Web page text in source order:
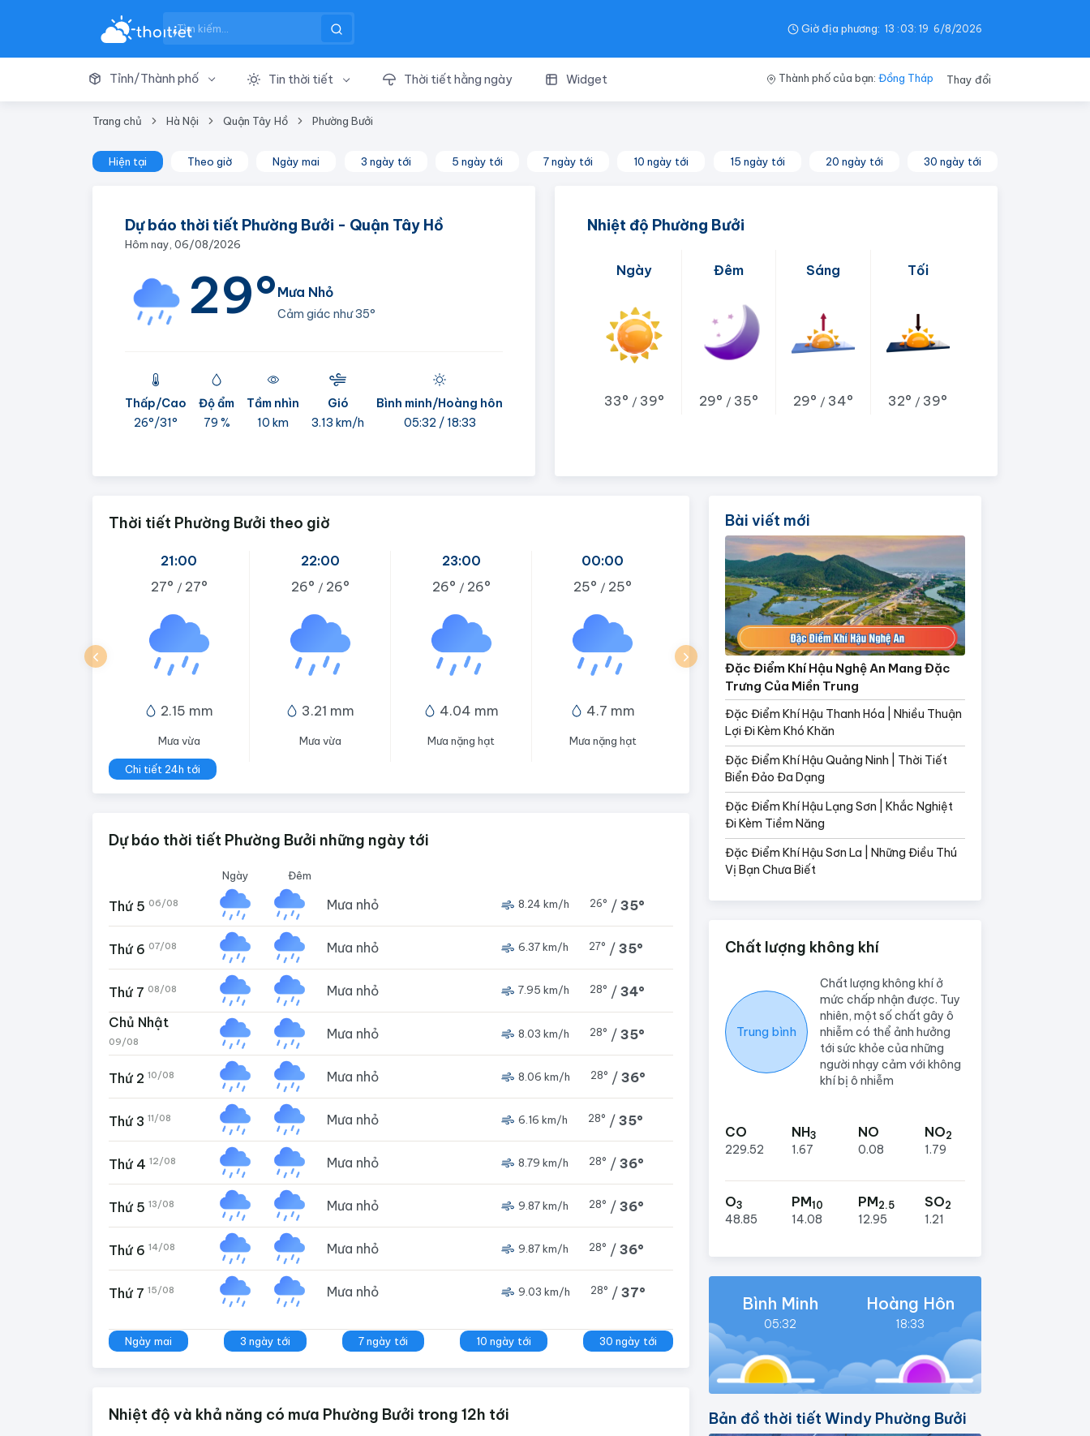
Giờ địa phương: 13 : 03: 20 6/8/2026
Tỉnh/Thành phố Tin thời tiết Thời tiết hằng ngày Widget Thành phố của bạn: Đồng Tháp Thay đổi
Trang chủ Hà Nội Quận Tây Hồ Phường Bưởi
Hiện tại Theo giờ Ngày mai 3 ngày tới 5 ngày tới 7 ngày tới 10 ngày tới 15 ngày tới 20 ngày tới 30 ngày tới
Dự báo thời tiết Phường Bưởi - Quận Tây Hồ
Hôm nay, 06/08/2026
29° Mưa Nhỏ
Cảm giác như35°
Thấp/Cao
26°/31°
Độ ẩm
79 %
Tầm nhìn
10 km
Gió
3.13 km/h
Bình minh/Hoàng hôn
05:32 / 18:33
Nhiệt độ Phường Bưởi
Ngày
33° / 39°
Đêm
29° / 35°
Sáng
29° / 34°
Tối
32° / 39°
Thời tiết Phường Bưởi theo giờ
21:00
27° / 27°
2.15 mm
Mưa vừa
22:00
26° / 26°
3.21 mm
Mưa vừa
23:00
26° / 26°
4.04 mm
Mưa nặng hạt
00:00
25° / 25°
4.7 mm
Mưa nặng hạt
Chi tiết 24h tới
Dự báo thời tiết Phường Bưởi những ngày tới
Ngày Đêm
Thứ 5 06/08 Mưa nhỏ 8.24 km/h 26° / 35°
Thứ 6 07/08 Mưa nhỏ 6.37 km/h 27° / 35°
Thứ 7 08/08 Mưa nhỏ 7.95 km/h 28° / 34°
Chủ Nhật
09/08 Mưa nhỏ 8.03 km/h 28° / 35°
Thứ 2 10/08 Mưa nhỏ 8.06 km/h 28° / 36°
Thứ 3 11/08 Mưa nhỏ 6.16 km/h 28° / 35°
Thứ 4 12/08 Mưa nhỏ 8.79 km/h 28° / 36°
Thứ 5 13/08 Mưa nhỏ 9.87 km/h 28° / 36°
Thứ 6 14/08 Mưa nhỏ 9.87 km/h 28° / 36°
Thứ 7 15/08 Mưa nhỏ 9.03 km/h 28° / 37°
Ngày mai 3 ngày tới 7 ngày tới 10 ngày tới 30 ngày tới
Nhiệt độ và khả năng có mưa Phường Bưởi trong 12h tới
Bài viết mới
Đặc Điểm Khí Hậu Nghệ An Mang Đặc
Trưng Của Miền Trung
Đặc Điểm Khí Hậu Thanh Hóa | Nhiều Thuận
Lợi Đi Kèm Khó Khăn
Đặc Điểm Khí Hậu Quảng Ninh | Thời Tiết
Biển Đảo Đa Dạng
Đặc Điểm Khí Hậu Lạng Sơn | Khắc Nghiệt
Đi Kèm Tiềm Năng
Đặc Điểm Khí Hậu Sơn La | Những Điều Thú
Vị Bạn Chưa Biết
Chất lượng không khí
Trung bình
Chất lượng không khí ở
mức chấp nhận được. Tuy
nhiên, một số chất gây ô
nhiễm có thể ảnh hưởng
tới sức khỏe của những
người nhạy cảm với không
khí bị ô nhiễm
CO
229.52
NH3
1.67
NO
0.08
NO2
1.79
O3
48.85
PM10
14.08
PM2.5
12.95
SO2
1.21
Bình Minh
05:32
Hoàng Hôn
18:33
Bản đồ thời tiết Windy Phường Bưởi